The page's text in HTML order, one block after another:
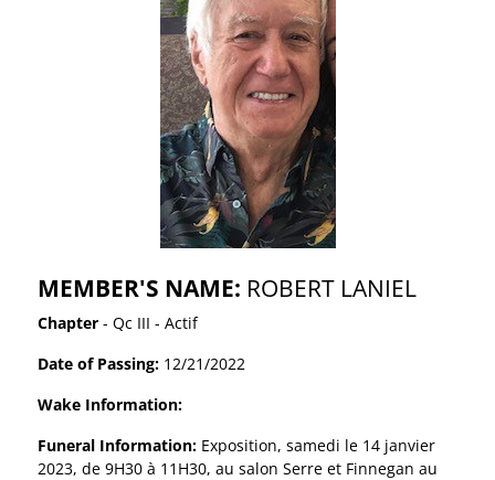
MEMBER'S NAME: ROBERT LANIEL
Chapter- Qc III - Actif
Date of Passing: 12/21/2022
Wake Information:
Funeral Information: Exposition, samedi le 14 janvier
2023, de 9H30 à 11H30, au salon Serre et Finnegan au